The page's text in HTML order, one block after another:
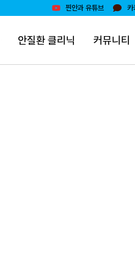
카
찐안과 유튜브
안질환 클리닉 커뮤니티